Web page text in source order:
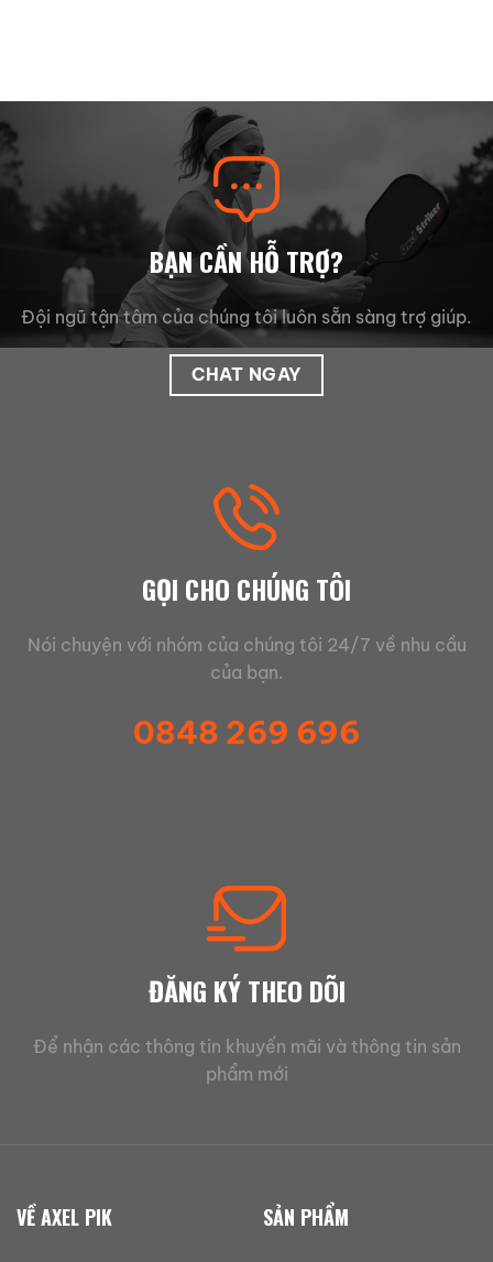
BẠN CẦN HỖ TRỢ?
Đội ngũ tận tâm của chúng tôi luôn sẵn sàng trợ giúp.
CHAT NGAY
GỌI CHO CHÚNG TÔI
Nói chuyện với nhóm của chúng tôi 24/7 về nhu cầu
của bạn.
0848 269 696
ĐĂNG KÝ THEO DÕI
Để nhận các thông tin khuyến mãi và thông tin sản
phẩm mới
VỀ AXEL PIK SẢN PHẨM